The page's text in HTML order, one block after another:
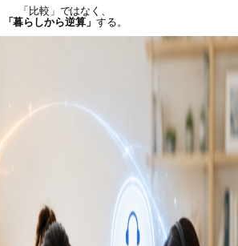
「比較」ではなく、
「暮らしから逆算」 する。